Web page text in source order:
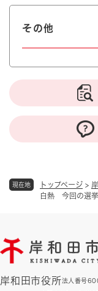
現在地 トップページ >
白熱 今回の選
その他
岸和田市役所法人番号